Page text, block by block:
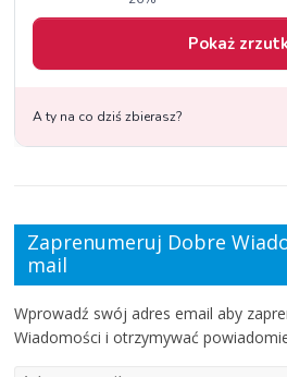
Zaprenumeruj Dobre
mail
Wprowadź swój adres email aby
Wiadomości i otrzymywać